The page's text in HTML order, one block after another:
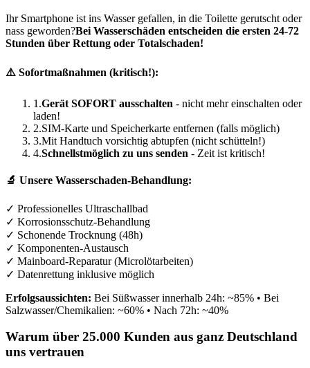
Ihr Smartphone ist ins Wasser gefallen, in die Toilette gerutscht oder
nass geworden?Bei Wasserschäden entscheiden die ersten 24-72
Stunden über Rettung oder Totalschaden!
⚠️ Sofortmaßnahmen (kritisch!):
1.Gerät SOFORT ausschalten - nicht mehr einschalten oder
laden!
2.SIM-Karte und Speicherkarte entfernen (falls möglich)
3.Mit Handtuch vorsichtig abtupfen (nicht schütteln!)
4.Schnellstmöglich zu uns senden - Zeit ist kritisch!
🔬 Unsere Wasserschaden-Behandlung:
✓ Professionelles Ultraschallbad
✓ Korrosionsschutz-Behandlung
✓ Schonende Trocknung (48h)
✓ Komponenten-Austausch
✓ Mainboard-Reparatur (Microlötarbeiten)
✓ Datenrettung inklusive möglich
Erfolgsaussichten: Bei Süßwasser innerhalb 24h: ~85% • Bei
Salzwasser/Chemikalien: ~60% • Nach 72h: ~40%
Warum über 25.000 Kunden aus ganz Deutschland
uns vertrauen